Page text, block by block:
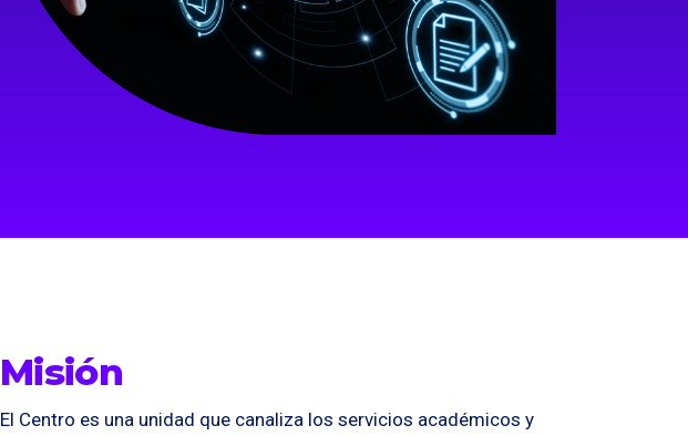
Misión
El Centro es una unidad que canaliza los servicios académicos y